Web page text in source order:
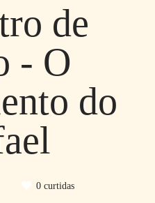
de
- O
do
0 curtidas